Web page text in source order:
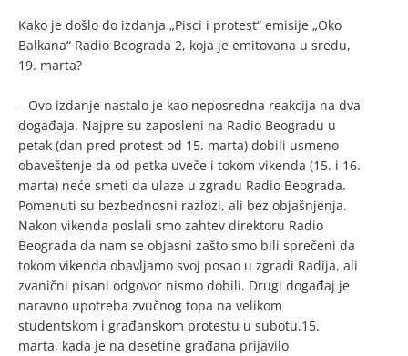
Kako je došlo do izdanja „Pisci i protest“ emisije „Oko
Balkana“ Radio Beograda 2, koja je emitovana u sredu,
19. marta?
– Ovo izdanje nastalo je kao neposredna reakcija na dva
događaja. Najpre su zaposleni na Radio Beogradu u
petak (dan pred protest od 15. marta) dobili usmeno
obaveštenje da od petka uveče i tokom vikenda (15. i 16.
marta) neće smeti da ulaze u zgradu Radio Beograda.
Pomenuti su bezbednosni razlozi, ali bez objašnjenja.
Nakon vikenda poslali smo zahtev direktoru Radio
Beograda da nam se objasni zašto smo bili sprečeni da
tokom vikenda obavljamo svoj posao u zgradi Radija, ali
zvanični pisani odgovor nismo dobili. Drugi događaj je
naravno upotreba zvučnog topa na velikom
studentskom i građanskom protestu u subotu,15.
marta, kada je na desetine građana prijavilo